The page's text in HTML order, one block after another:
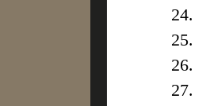
24.
25.
26.
27.